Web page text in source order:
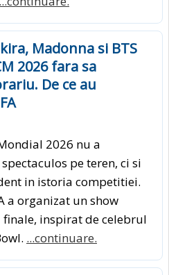
Madonna si BTS
2026 fara sa
De ce au
2026 nu a
pe teren, ci si
in istoria competitiei.
a organizat un show
inspirat de celebrul
...continuare.